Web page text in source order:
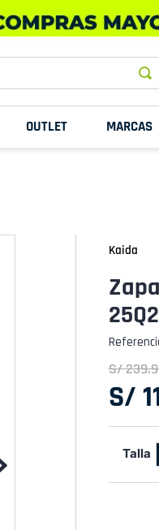
OUTLET MARCAS
Kaida
S/239.
S/
Talla